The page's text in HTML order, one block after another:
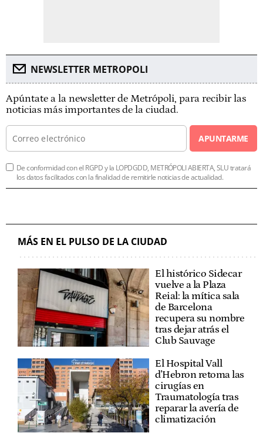
NEWSLETTER METROPOLI
Apúntate a la newsletter de Metrópoli, para recibir las
noticias más importantes de la ciudad.
APUNTARME
De conformidad con el RGPD y la LOPDGDD, METRÓPOLI ABIERTA, SLU tratará
los datos facilitados con la finalidad de remitirle noticias de actualidad.
MÁS EN EL PULSO DE LA CIUDAD
El histórico Sidecar
vuelve a la Plaza
Reial: la mítica sala
de Barcelona
recupera su nombre
tras dejar atrás el
Club Sauvage
El Hospital Vall
d'Hebron retoma las
cirugías en
Traumatología tras
reparar la avería de
climatización